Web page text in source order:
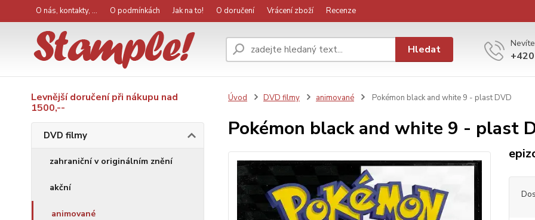
O nás, kontakty, ... O podmínkách Jak na to! O doručení Vrácení zboží Recenze
Hledat
Levnější doručení při nákupu nad
1500,--
DVD filmy
zahraniční v originálním znění
akční
animované
Úvod DVD filmy animované Pokémon black and white 9 - plast DVD
Pokémon black and white 9 - plast